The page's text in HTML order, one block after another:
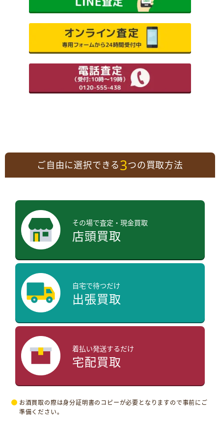
ご自由に選択できる3つの買取方法
その場で査定・現金買取
店頭買取
自宅で待つだけ
出張買取
着払い発送するだけ
宅配買取
お酒買取の際は身分証明書のコピーが必要となりますので事前にご
準備ください。